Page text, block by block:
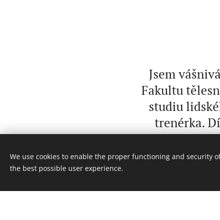
Jsem
Fakultu
studiu
trenérka.
regeneraci
propojuji
We use cookies to enable the proper functioning and security
the best possible user experience.